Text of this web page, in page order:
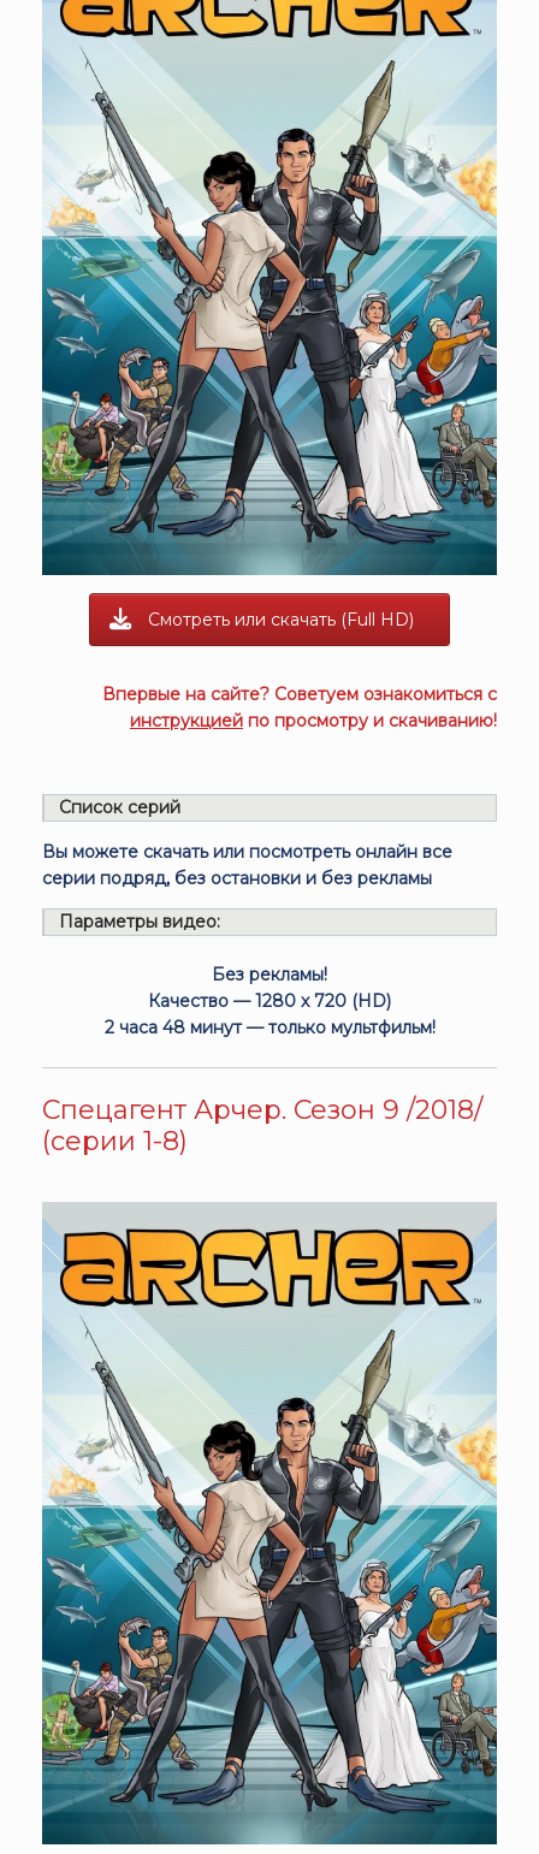
Смотреть или скачать (Full HD)
Впервые на сайте? Советуем ознакомиться с
инструкцией по просмотру и скачиванию!
Список серий
Вы можете скачать или посмотреть онлайн все
серии подряд, без остановки и без рекламы
Параметры видео:
Без рекламы!
Качество — 1280 x 720 (HD)
2 часа 48 минут — только мультфильм!
Спецагент Арчер. Сезон 9 /2018/
(серии 1-8)